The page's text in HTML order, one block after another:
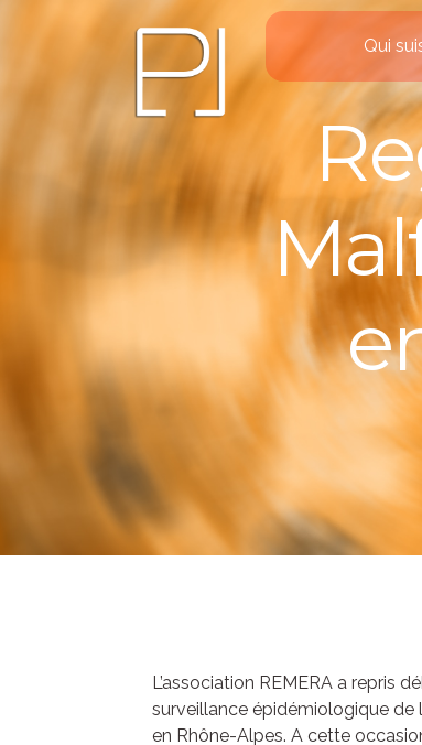
Qui
L’association REMERA a repris
surveillance épidémiologique
en Rhône-Alpes. A cette